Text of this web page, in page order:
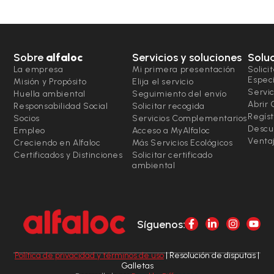
Sobre alfaloc
La empresa
Misión y Propósito
Huella ambiental
Responsabilidad Social
Socios
Empleo
Creciendo en Alfaloc
Certificados y Distinciones
Servicios y soluciones
Mi primera presentación
Elija el servicio
Seguimiento del envío
Solicitar recogida
Servicios Complementarios
Acceso a MyAlfaloc
Más Servicios Ecológicos
Solicitar certificado
ambiental
Abrir
Síguenos:
Política de privacidad y términos de uso| Resolución de disputas |
Galletas